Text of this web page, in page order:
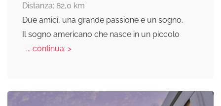
Distanza: 82,0 km
Due amici, una grande passione e un sogno.
Il sogno americano che nasce in un piccolo
... continua: >